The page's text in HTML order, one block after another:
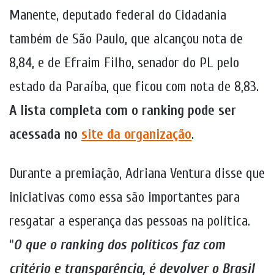
Manente, deputado federal do Cidadania
também de São Paulo, que alcançou nota de
8,84, e de Efraim Filho, senador do PL pelo
estado da Paraíba, que ficou com nota de 8,83.
A lista completa com o ranking pode ser
acessada no site da organização.
Durante a premiação, Adriana Ventura disse que
iniciativas como essa são importantes para
resgatar a esperança das pessoas na política.
“O que o ranking dos políticos faz com
critério e transparência, é devolver o Brasil